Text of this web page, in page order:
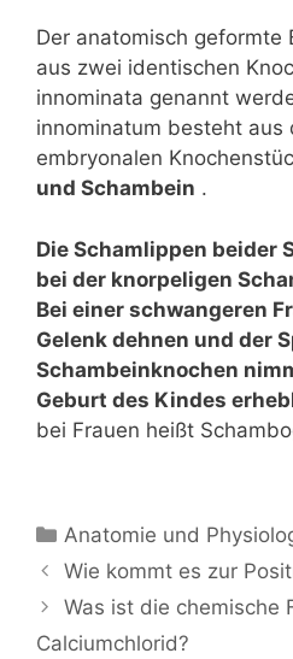
Der anatomisch
aus zwei identischen
innominata genannt
innominatum besteht aus
embryonalen
und Schambein .
Die Schamlippen beider
bei der knorpeligen
Bei einer schwangeren
Gelenk dehnen und der
Schambeinknochen
Geburt des Kindes
bei Frauen heißt
Kategorien
Anatomie und
Beitrags-
Navigation
Wie kommt es zur
Was ist die chemische
Calciumchlorid?